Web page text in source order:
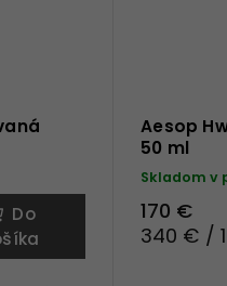
Do
Aesop
50 ml
Skladom v
170 €
340 € /